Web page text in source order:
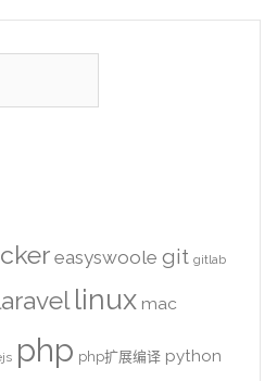
easyswoole git gitlab
linux mac
php php扩展编译 python